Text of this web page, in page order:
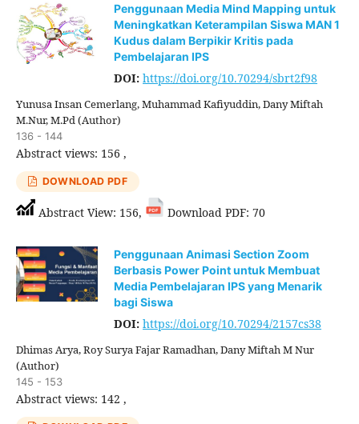
Penggunaan Media Mind Mapping untuk
Meningkatkan Keterampilan Siswa MAN 1
Kudus dalam Berpikir Kritis pada
Pembelajaran IPS
DOI: https://doi.org/10.70294/sbrt2f98
Yunusa Insan Cemerlang, Muhammad Kafiyuddin, Dany Miftah
M.Nur, M.Pd (Author)
136 - 144
Abstract views: 156 ,
DOWNLOAD PDF
Abstract View: 156, Download PDF: 70
Penggunaan Animasi Section Zoom
Berbasis Power Point untuk Membuat
Media Pembelajaran IPS yang Menarik
bagi Siswa
DOI: https://doi.org/10.70294/2157cs38
Dhimas Arya, Roy Surya Fajar Ramadhan, Dany Miftah M Nur
(Author)
145 - 153
Abstract views: 142 ,